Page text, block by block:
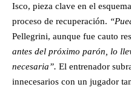
Isco, pieza clave en el
proceso de recuperación.
Pellegrini, aunque fue cauto
antes del próximo parón, lo
necesaria”. El entrenador
innecesarios con un jugador